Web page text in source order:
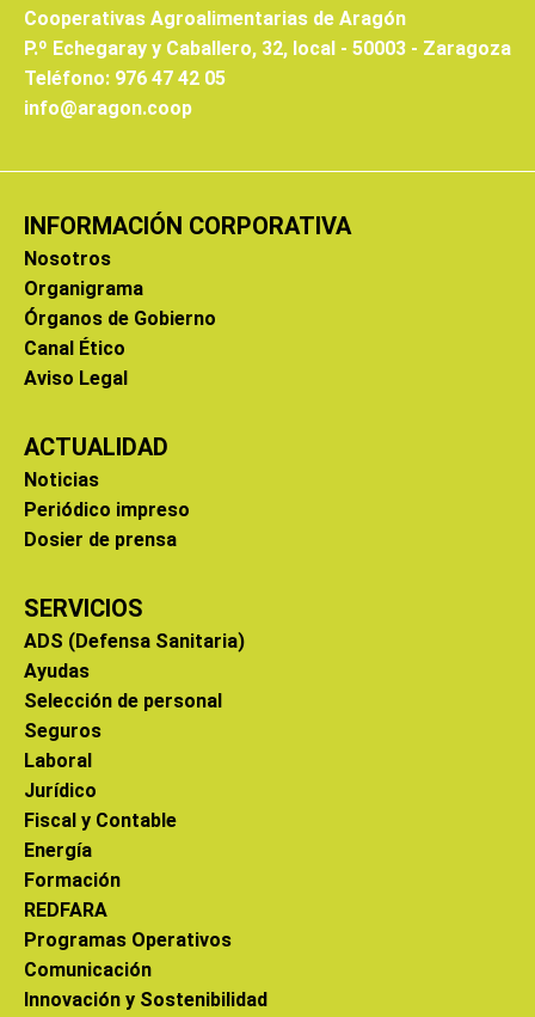
Cooperativas Agroalimentarias de Aragón
P.º Echegaray y Caballero, 32, local - 50003 - Zaragoza
Teléfono: 976 47 42 05
info@aragon.coop
INFORMACIÓN CORPORATIVA
Nosotros
Organigrama
Órganos de Gobierno
Canal Ético
Aviso Legal
ACTUALIDAD
Noticias
Periódico impreso
Dosier de prensa
SERVICIOS
ADS (Defensa Sanitaria)
Ayudas
Selección de personal
Seguros
Laboral
Jurídico
Fiscal y Contable
Energía
Formación
REDFARA
Programas Operativos
Comunicación
Innovación y Sostenibilidad